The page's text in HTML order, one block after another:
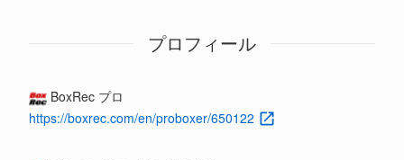
プロフィール
BoxRec プロ
https://boxrec.com/en/proboxer/650122